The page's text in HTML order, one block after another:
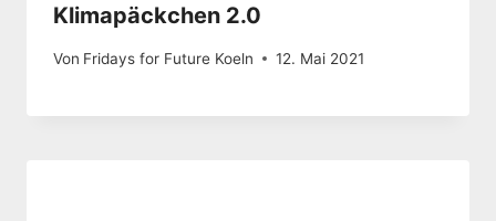
Klimapäckchen 2.0
Von Fridays for Future Koeln 12. Mai 2021